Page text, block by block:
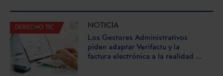
DERECHO TIC
NOTICIA
Los Gestores Administrativos
piden adaptar Verifactu y la
factura electrónica a la realidad ...